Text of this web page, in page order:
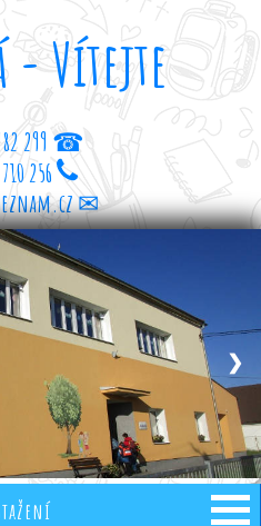
- Vítejte
299 ☎
256
✉
❯